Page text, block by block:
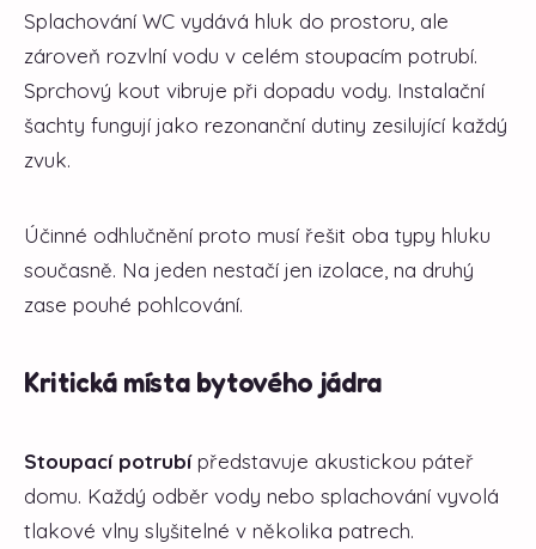
Splachování WC vydává hluk do prostoru, ale
zároveň rozvlní vodu v celém stoupacím potrubí.
Sprchový kout vibruje při dopadu vody. Instalační
šachty fungují jako rezonanční dutiny zesilující každý
zvuk.
Účinné odhlučnění proto musí řešit oba typy hluku
současně. Na jeden nestačí jen izolace, na druhý
zase pouhé pohlcování.
Kritická místa bytového jádra
Stoupací potrubípředstavuje akustickou páteř
domu. Každý odběr vody nebo splachování vyvolá
tlakové vlny slyšitelné v několika patrech.